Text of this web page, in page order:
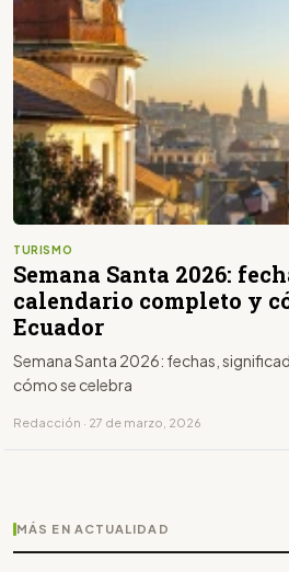
TURISMO
Semana Santa 2026:
calendario completo y
Ecuador
Semana Santa 2026: fechas,
cómo se celebra
Redacción · 27 de marzo, 2026
MÁS EN ACTUALIDAD